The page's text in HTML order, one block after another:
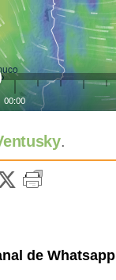
.
de Whatsapp